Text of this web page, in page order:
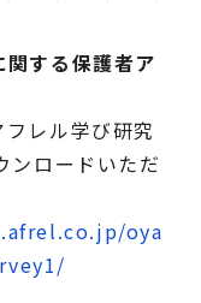
関する保護者ア
レル学び研究
ンロードいただ
oya